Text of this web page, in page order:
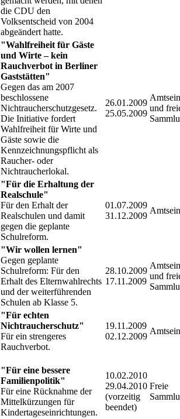
die CDU den
Volksentscheid von 2004
abgeändert hatte.
"Wahlfreiheit für Gäste
und Wirte – kein
Rauchverbot in Berliner
Gaststätten"
Gegen das am 2007
beschlossene
Nichtraucherschutzgesetz.
Die Initiative fordert
Wahlfreiheit für Wirte und
Gäste sowie die
Kennzeichnungspflicht als
Raucher- oder
Nichtraucherlokal.
26.01.2009
25.05.2009
und
"Für die Erhaltung der
Realschule"
Für den Erhalt der
Realschulen und damit
gegen die geplante
Schulreform.
01.07.2009
31.12.2009
"Wir wollen lernen"
Gegen geplante
Schulreform: Für den
Erhalt des Elternwahlrechts
und der weiterführenden
Schulen ab Klasse 5.
28.10.2009
17.11.2009
und
"Für echten
Nichtraucherschutz"
Für ein strengeres
Rauchverbot.
19.11.2009
02.12.2009
"Für eine bessere
Familienpolitik"
Für eine Rücknahme der
Mittelkürzungen für
Kindertageseinrichtungen.
10.02.2010
29.04.2010
(vorzeitig
beendet)
Freie